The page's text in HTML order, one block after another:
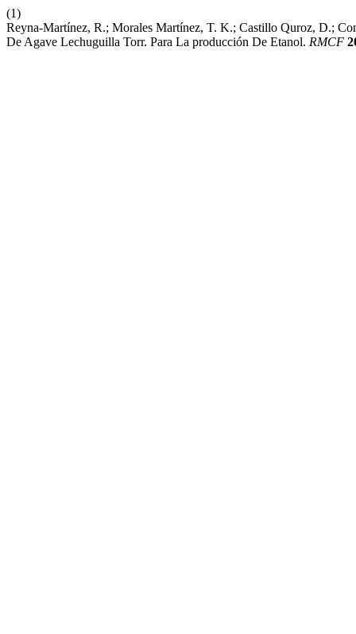
(1)
Reyna-Martínez, R.; Morales Martínez, T. K.; Castillo Quroz, D.;
De Agave Lechuguilla Torr. Para La producción De Etanol. RMCF